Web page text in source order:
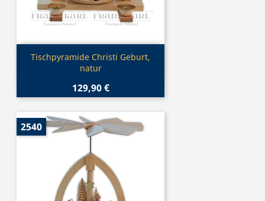
Vorschau
Tischpyramide Christi Geburt,
natur
129,90 €
2540